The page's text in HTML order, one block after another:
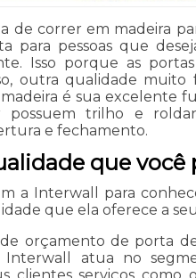
de correr em madeira
para pessoas que
Isso porque as
outra qualidade
é sua excelente
trilho e
e fechamento.
que você
a Interwall para
que ela oferece a
orçamento de porta
Interwall atua no
clientes serviços